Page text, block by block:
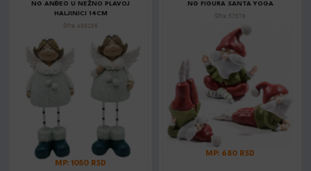
NG ANĐEO U NEŽNO PLAVOJ
HALJINICI 14CM
Šifra: 499286
MP: 1050 RSD
NG FIGURA SANTA YOGA
Šifra: 57576
MP: 680 RSD